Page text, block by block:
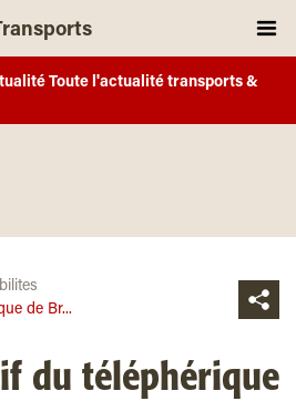
Toute l'actualité transports &
de Br...
du téléphérique